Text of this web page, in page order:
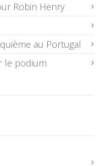
Robin Henry
au Portugal
le podium